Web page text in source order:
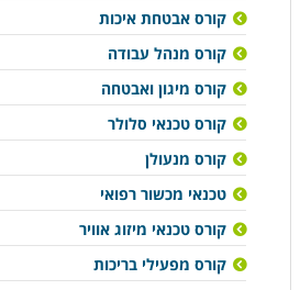
קורס אבטחת איכות
קורס מנהל עבודה
קורס מיגון ואבטחה
קורס טכנאי סלולר
קורס מנעולן
טכנאי מכשור רפואי
קורס טכנאי מיזוג אוויר
קורס מפעילי בריכות